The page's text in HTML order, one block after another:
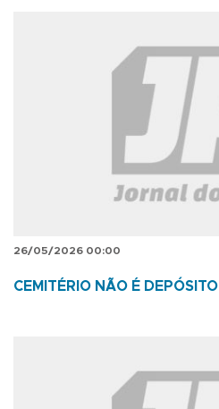
26/05/2026 00:00
CEMITÉRIO NÃO É DEPÓSITO